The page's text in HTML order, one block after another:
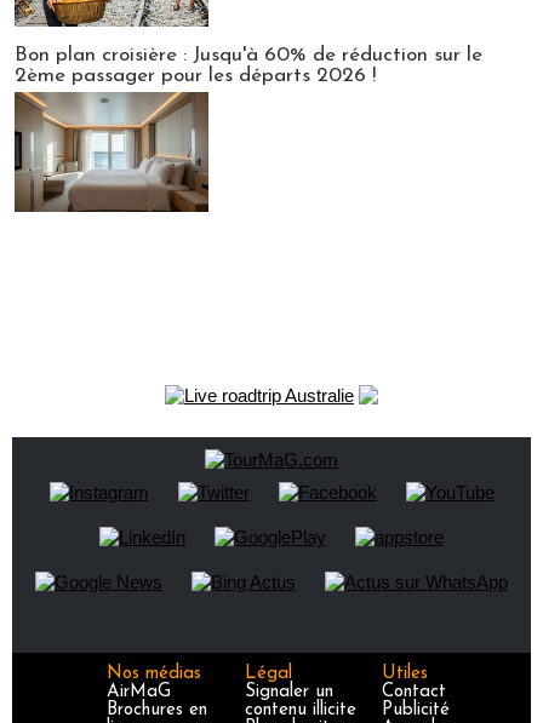
Bon plan croisière : Jusqu'à 60% de réduction sur le
2ème passager pour les départs 2026 !
Nos médias
AirMaG
Brochures en
Légal
Signaler un
contenu illicite
Utiles
Contact
Publicité